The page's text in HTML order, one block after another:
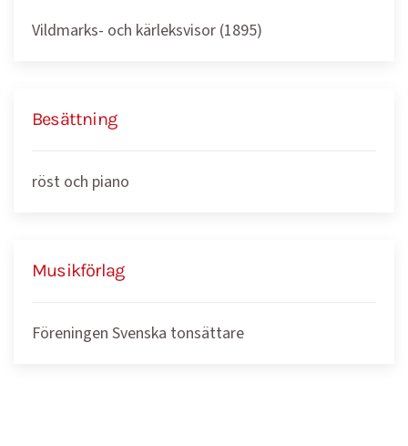
Vildmarks- och kärleksvisor (1895)
Besättning
röst och piano
Musikförlag
Föreningen Svenska tonsättare